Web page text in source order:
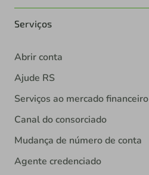
Serviços
Abrir conta
Ajude RS
Serviços ao mercado financeiro
Canal do consorciado
Mudança de número de conta
Agente credenciado